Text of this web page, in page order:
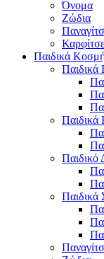
Όνομα
Ζώδια
Παιδικά
Παιδικά
Παιδικά
Παιδικό
Παιδικά